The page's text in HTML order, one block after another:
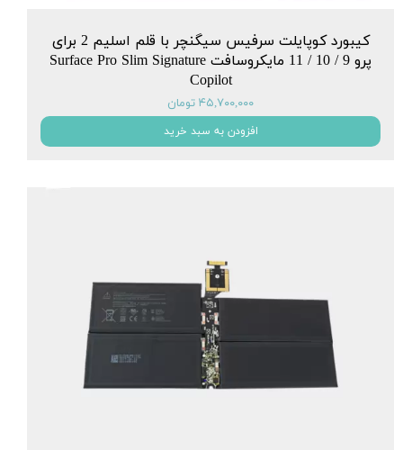
کیبورد کوپایلت سرفیس سیگنچر با قلم اسلیم 2 برای
پرو 9 / 10 / 11 مایکروسافت Surface Pro Slim Signature
Copilot
۴۵,۷۰۰,۰۰۰ تومان
افزودن به سبد خرید